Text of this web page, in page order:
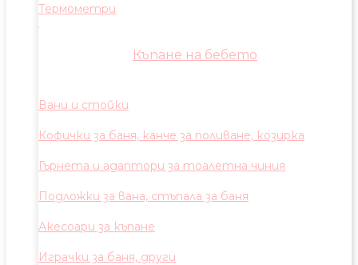
Термометри
Къпане на бебето
Вани и стойки
Кофички за баня, канче за поливане, козирка
Гърнета и адаптори за тоалетна чиния
Подложки за вана, стъпала за баня
Акесоари за къпане
Играчки за баня, други